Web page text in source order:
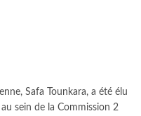
Safa Tounkara, a été élu
sein de la Commission 2